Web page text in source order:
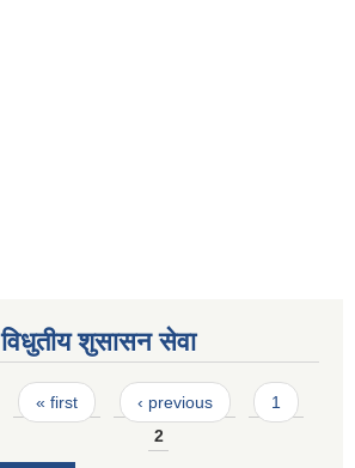
विधुतीय शुसासन सेवा
Pages
« first ‹ previous
1
2